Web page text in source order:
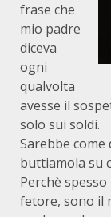
frase che
mio padre
diceva
ogni
qualvolta
avesse il
solo sui soldi.
Sarebbe come
buttiamola su
Perchè
fetore, sono il